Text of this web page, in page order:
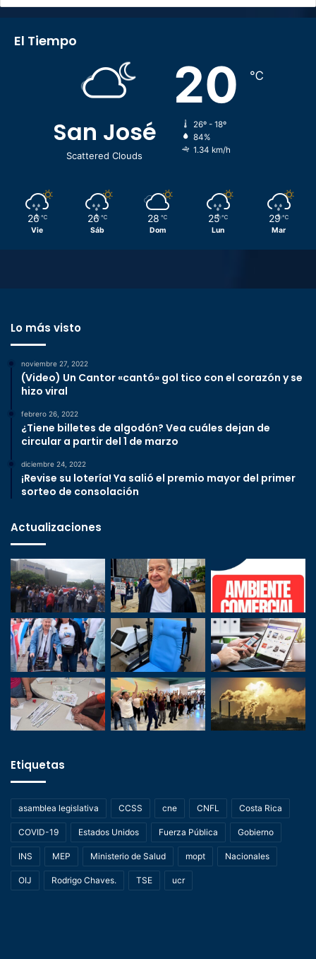
El Tiempo
San José
Scattered Clouds
20 ℃
26º - 18º
84%
1.34 km/h
26 ℃
Vie
26 ℃
Sáb
28 ℃
Dom
25 ℃
Lun
29 ℃
Mar
Lo más visto
noviembre 27, 2022
(Video) Un Cantor «cantó» gol tico con el corazón y se
hizo viral
febrero 26, 2022
¿Tiene billetes de algodón? Vea cuáles dejan de
circular a partir del 1 de marzo
diciembre 24, 2022
¡Revise su lotería! Ya salió el premio mayor del primer
sorteo de consolación
Actualizaciones
Etiquetas
asamblea legislativa CCSS cne CNFL Costa Rica
COVID-19 Estados Unidos Fuerza Pública Gobierno
INS MEP Ministerio de Salud mopt Nacionales
OIJ Rodrigo Chaves. TSE ucr